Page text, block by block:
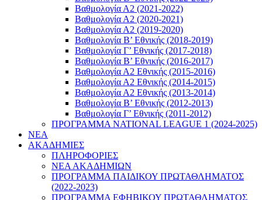
Βαθμολογία Α2 (2021-2022)
Βαθμολογία Α2 (2020-2021)
Βαθμολογία Α2 (2019-2020)
Βαθμολογία B’ Εθνικής (2018-2019)
Βαθμολογία Γ’ Εθνικής (2017-2018)
Βαθμολογία Β’ Εθνικής (2016-2017)
Βαθμολογία Α2 Εθνικής (2015-2016)
Βαθμολογία Α2 Εθνικής (2014-2015)
Βαθμολογία Α2 Εθνικής (2013-2014)
Βαθμολογία Β’ Εθνικής (2012-2013)
Βαθμολογία Γ’ Εθνικής (2011-2012)
ΠΡΟΓΡΑΜΜΑ NATIONAL LEAGUE 1 (2024-2025)
ΝΕΑ
ΑΚΑΔΗΜΙΕΣ
ΠΛΗΡΟΦΟΡΙΕΣ
ΝΕΑ ΑΚΑΔΗΜΙΩΝ
ΠΡΟΓΡΑΜΜΑ ΠΑΙΔΙΚΟΥ ΠΡΩΤΑΘΛΗΜΑΤΟΣ
(2022-2023)
ΠΡΟΓΡΑΜΜΑ ΕΦΗΒΙΚΟΥ ΠΡΩΤΑΘΛΗΜΑΤΟΣ